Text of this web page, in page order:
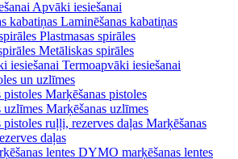
Apvāki iesiešanai
Laminēšanas kabatiņas
Plastmasas spirāles
Metāliskas spirāles
Termoapvāki iesiešanai
un uzlīmes
Marķēšanas pistoles
Marķēšanas uzlīmes
Marķēšanas
daļas
DYMO marķēšanas lentes